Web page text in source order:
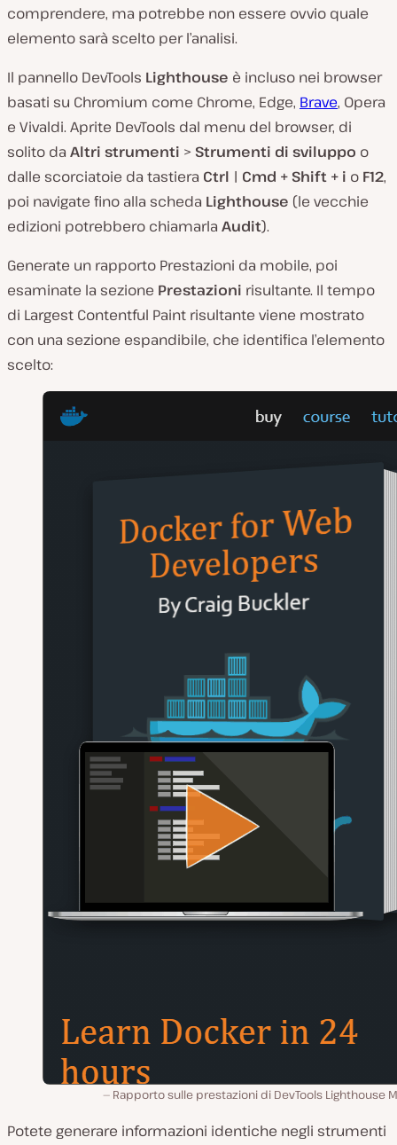
comprendere, ma potrebbe non essere ovvio quale
elemento sarà scelto per l’analisi.
Il pannello DevTools Lighthouse è incluso nei browser
basati su Chromium come Chrome, Edge, Brave, Opera
e Vivaldi. Aprite DevTools dal menu del browser, di
solito da Altri strumenti > Strumenti di sviluppo o
dalle scorciatoie da tastiera Ctrl | Cmd + Shift + i o F12,
poi navigate fino alla scheda Lighthouse (le vecchie
edizioni potrebbero chiamarla Audit).
Generate un rapporto Prestazioni da mobile, poi
esaminate la sezione Prestazioni risultante. Il tempo
di Largest Contentful Paint risultante viene mostrato
con una sezione espandibile, che identifica l’elemento
scelto:
Rapporto sulle prestazioni di DevTools Lighthouse
Potete generare informazioni identiche negli strumenti